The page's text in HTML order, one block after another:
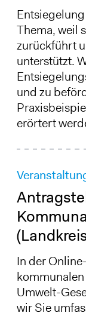
Thema, weil
zurückführt
unterstützt.
und zu
erörtert
In der
Umwelt-
wir Sie